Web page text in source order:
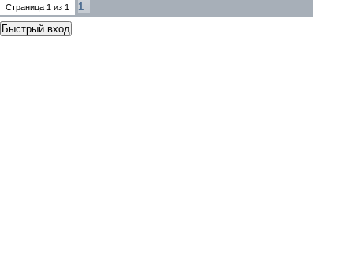
Страница 1 из 1 1